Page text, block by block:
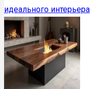
идеального интерьера